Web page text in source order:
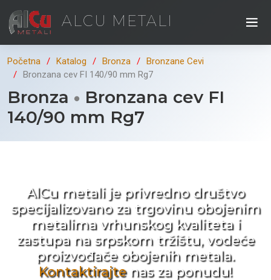
ALCU METALI
Početna Katalog Bronza
Bronzane Cevi
Bronzana cev FI 140/90 mm Rg7
Bronza
Bronzana cev FI
140/90 mm Rg7
AlCu metali je privredno društvo
specijalizovano za trgovinu obojenim
metalima vrhunskog kvaliteta i
zastupa na srpskom tržištu, vodeće
proizvođače obojenih metala.
Kontaktirajtenas za ponudu!